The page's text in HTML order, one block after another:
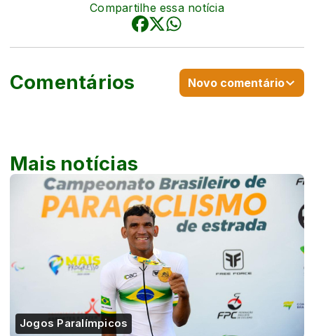
Compartilhe essa notícia
Comentários Novo comentário
Mais notícias
Jogos Paralímpicos